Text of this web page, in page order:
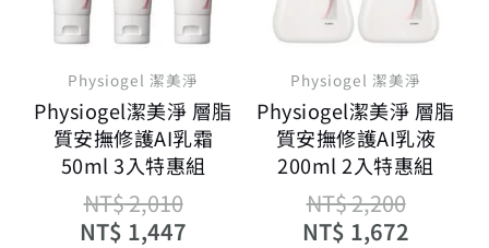
Physiogel 潔美淨
Physiogel潔美淨 層脂
質安撫修護AI乳霜
50ml 3入特惠組
NT$2,010
NT$ 1,447
Physiogel 潔美淨
Physiogel潔美淨 層脂
質安撫修護AI乳液
200ml 2入特惠組
NT$2,200
NT$ 1,672